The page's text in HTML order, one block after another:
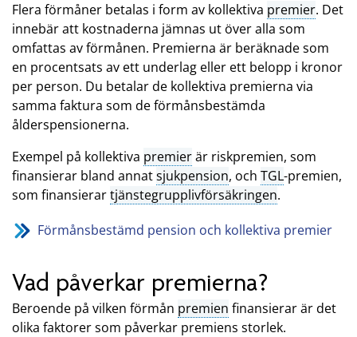
Flera förmåner betalas i form av kollektiva premier. Det
innebär att kostnaderna jämnas ut över alla som
omfattas av förmånen. Premierna är beräknade som
en procentsats av ett underlag eller ett belopp i kronor
per person. Du betalar de kollektiva premierna via
samma faktura som de förmånsbestämda
ålderspensionerna.
Exempel på kollektiva premierär riskpremien, som
finansierar bland annatsjukpension, och TGL-premien,
som finansierartjänstegrupplivförsäkringen.
Förmånsbestämd pension och kollektiva premier
Vad påverkar premierna?
Beroende på vilken förmån premien finansierar är det
olika faktorer som påverkar premiens storlek.